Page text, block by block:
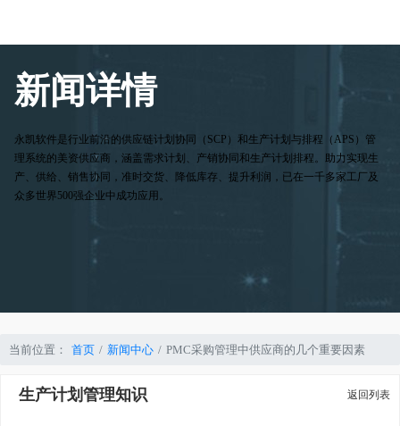
新闻详情
永凯软件是行业前沿的供应链计划协同（SCP）和生产计划与排程（APS）管
理系统的美资供应商，涵盖需求计划、产销协同和生产计划排程。助力实现生
产、供给、销售协同，准时交货、降低库存、提升利润，已在一千多家工厂及
众多世界500强企业中成功应用。
当前位置： 首页 新闻中心 PMC采购管理中供应商的几个重要因素
生产计划管理知识 返回列表